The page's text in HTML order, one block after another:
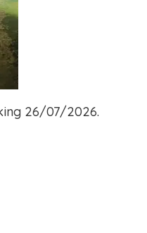
26/07/2026.